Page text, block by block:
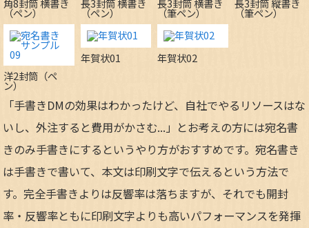
角8封筒 横書き
（ペン）
長3封筒 横書き
（ペン）
長3封筒 横書き
（筆ペン）
長3封筒 縦書き
（筆ペン）
洋2封筒（ペ
ン）
年賀状01 年賀状02
「手書きDMの効果はわかったけど、自社でやるリソースはな
いし、外注すると費用がかさむ...」とお考えの方には宛名書
きのみ手書きにするというやり方がおすすめです。宛名書き
は手書きで書いて、本文は印刷文字で伝えるという方法で
す。完全手書きよりは反響率は落ちますが、それでも開封
率・反響率ともに印刷文字よりも高いパフォーマンスを発揮